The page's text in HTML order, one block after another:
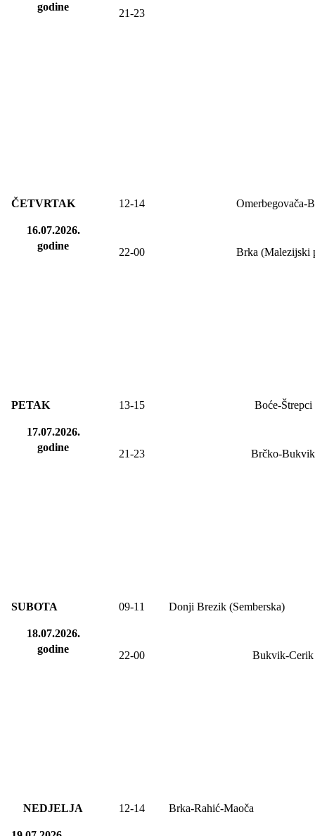
godine
21-23
ČETVRTAK
16.07.2026.
godine
12-14 Omerbegovača-
22-00 Brka (Malezijski
PETAK
17.07.2026.
godine
13-15 Boće-Štrepci
21-23 Brčko-Bukvik
SUBOTA
18.07.2026.
godine
09-1 1 Donji Brezik (Semberska)
22-00 Bukvik-Cerik
NEDJELJA 12-14 Brka-Rahić-Maoča